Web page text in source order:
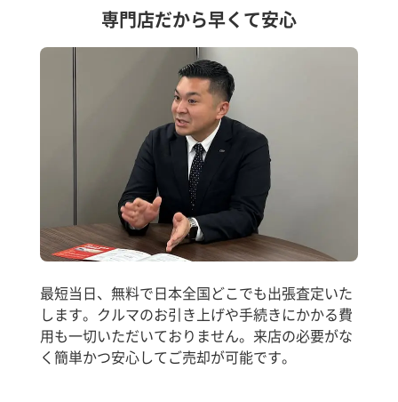
専門店だから早くて安心
最短当日、無料で日本全国どこでも出張査定いた
します。クルマのお引き上げや手続きにかかる費
用も一切いただいておりません。来店の必要がな
く簡単かつ安心してご売却が可能です。